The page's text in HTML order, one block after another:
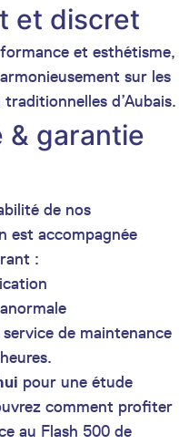
et discret
et esthétisme,
sur les
d’Aubais.
& garantie
de nos
est accompagnée
:
de maintenance
pour une étude
comment profiter
au Flash 500 de